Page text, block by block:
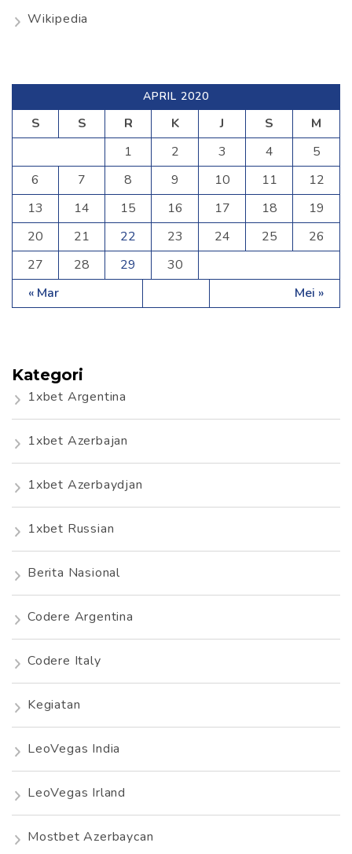
Wikipedia
APRIL 2020
S S R K J S
M
1
2 3 4
5
6
7 8 9 10 11
12
13
14 15 16 17 18
19
20
21 22 23 24 25
26
27
28 29
30
« Mar
Mei »
Kategori
1xbet Argentina
1xbet Azerbajan
1xbet Azerbaydjan
1xbet Russian
Berita Nasional
Codere Argentina
Codere Italy
Kegiatan
LeoVegas India
LeoVegas Irland
Mostbet Azerbaycan